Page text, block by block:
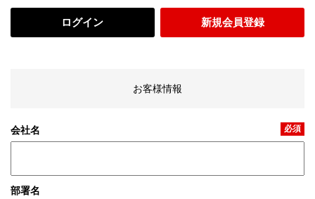
ログイン 新規会員登録
お客様情報
会社名 必須
部署名